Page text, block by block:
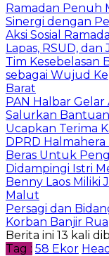
Ramadan Penuh
Sinergi dengan
Aksi Sosial
Lapas, RSUD, dan
Tim Kesebelasan
sebagai Wujud
Barat
PAN Halbar Gelar
Salurkan
Ucapkan Terima
DPRD
Beras Untuk
Didampingi Istri
Benny Laos Miliki
Malut
Persagi dan
Korban Banjir Rua
Berita ini 13 kali
Tag : 58 Ekor